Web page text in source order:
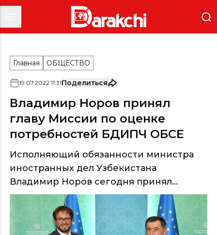
Главная ОБЩЕСТВО
19.07.2022 11:31Поделиться
Владимир Норов принял
главу Миссии по оценке
потребностей БДИПЧ ОБСЕ
Исполняющий обязанности министра
иностранных дел Узбекистана
Владимир Норов сегодня принял...